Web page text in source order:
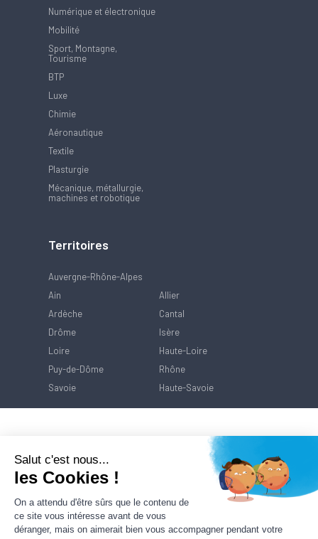
Numérique et électronique
Mobilité
Sport, Montagne,
Tourisme
BTP
Luxe
Chimie
Aéronautique
Textile
Plasturgie
Mécanique, métallurgie,
machines et robotique
Territoires
Auvergne-Rhône-Alpes
Ain
Allier
Ardèche
Cantal
Drôme
Isère
Loire
Haute-Loire
Puy-de-Dôme
Rhône
Savoie
Haute-Savoie
Salut c'est nous...
les Cookies !
On a attendu d'être sûrs que le contenu de
ce site vous intéresse avant de vous
déranger, mais on aimerait bien vous accompagner pendant votre